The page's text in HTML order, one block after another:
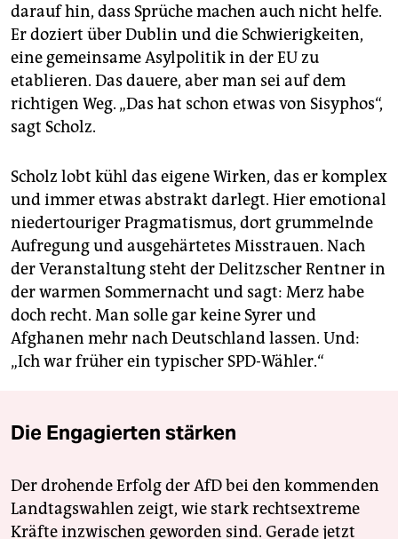
darauf hin, dass Sprüche machen auch nicht helfe.
Er doziert über Dublin und die Schwierigkeiten,
eine gemeinsame Asylpolitik in der EU zu
etablieren. Das dauere, aber man sei auf dem
richtigen Weg. „Das hat schon etwas von Sisyphos“,
sagt Scholz.
Scholz lobt kühl das eigene Wirken, das er komplex
und immer etwas abstrakt darlegt. Hier emotional
niedertouriger Pragmatismus, dort grummelnde
Aufregung und ausgehärtetes Misstrauen. Nach
der Veranstaltung steht der Delitzscher Rentner in
der warmen Sommernacht und sagt: Merz habe
doch recht. Man solle gar keine Syrer und
Afghanen mehr nach Deutschland lassen. Und:
„Ich war früher ein typischer SPD-Wähler.“
Die Engagierten stärken
Der drohende Erfolg der AfD bei den kommenden
Landtagswahlen zeigt, wie stark rechtsextreme
Kräfte inzwischen geworden sind. Gerade jetzt